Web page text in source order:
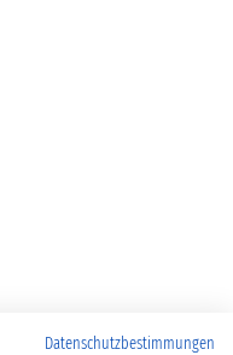
Datenschutzbestimmungen